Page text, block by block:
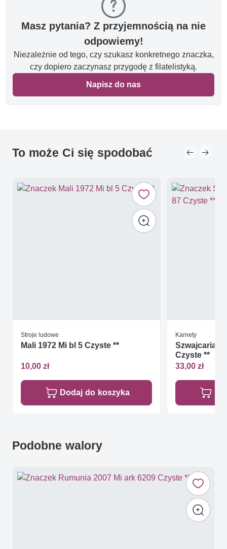
Masz pytania? Z przyjemnością na nie
odpowiemy!
Niezależnie od tego, czy szukasz konkretnego znaczka,
czy dopiero zaczynasz przygodę z filatelistyką.
Napisz do nas
To może Ci się spodobać
Stroje ludowe
Mali 1972 Mi bl 5 Czyste **
10,00 zł
Dodaj do koszyka
Karnety
Szwajcaria
Czyste **
33,00 zł
Podobne walory